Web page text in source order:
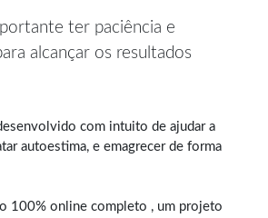
ter paciência e
alcançar os resultados
com intuito de ajudar a
autoestima, e emagrecer de forma
100% online completo , um projeto